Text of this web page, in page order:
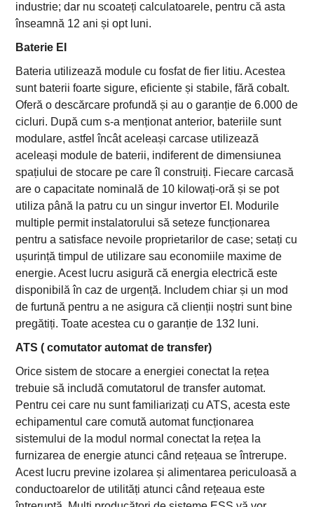
industrie; dar nu scoateți calculatoarele, pentru că asta
înseamnă 12 ani și opt luni.
Baterie EI
Bateria utilizează module cu fosfat de fier litiu. Acestea
sunt baterii foarte sigure, eficiente și stabile, fără cobalt.
Oferă o descărcare profundă și au o garanție de 6.000 de
cicluri. După cum s-a menționat anterior, bateriile sunt
modulare, astfel încât aceleași carcase utilizează
aceleași module de baterii, indiferent de dimensiunea
spațiului de stocare pe care îl construiți. Fiecare carcasă
are o capacitate nominală de 10 kilowați-oră și se pot
utiliza până la patru cu un singur invertor EI. Modurile
multiple permit instalatorului să seteze funcționarea
pentru a satisface nevoile proprietarilor de case; setați cu
ușurință timpul de utilizare sau economiile maxime de
energie. Acest lucru asigură că energia electrică este
disponibilă în caz de urgență. Includem chiar și un mod
de furtună pentru a ne asigura că clienții noștri sunt bine
pregătiți. Toate acestea cu o garanție de 132 luni.
ATS ( comutator automat de transfer)
Orice sistem de stocare a energiei conectat la rețea
trebuie să includă comutatorul de transfer automat.
Pentru cei care nu sunt familiarizați cu ATS, acesta este
echipamentul care comută automat funcționarea
sistemului de la modul normal conectat la rețea la
furnizarea de energie atunci când rețeaua se întrerupe.
Acest lucru previne izolarea și alimentarea periculoasă a
conductoarelor de utilități atunci când rețeaua este